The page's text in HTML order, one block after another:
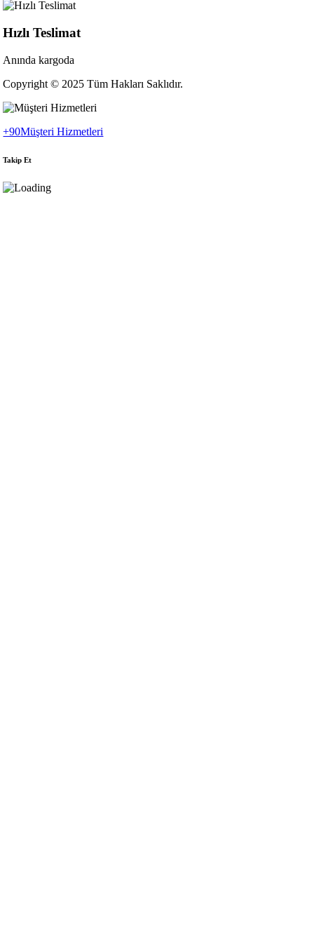
Hızlı Teslimat
Anında kargoda
Copyright © 2025 Tüm Hakları Saklıdır.
+90Müşteri Hizmetleri
Takip Et